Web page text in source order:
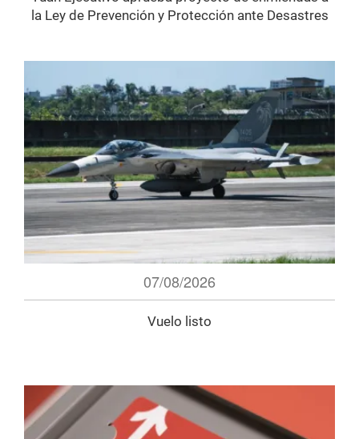
la Ley de Prevención y Protección ante Desastres
07/08/2026
Vuelo listo